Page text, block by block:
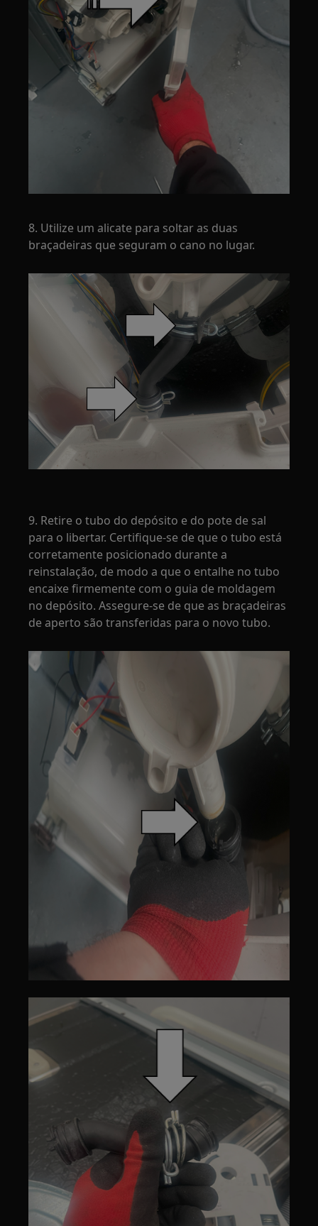
8. Utilize um alicate para soltar as duas
braçadeiras que seguram o cano no lugar.
9. Retire o tubo do depósito e do pote de sal
para o libertar. Certifique-se de que o tubo está
corretamente posicionado durante a
reinstalação, de modo a que o entalhe no tubo
encaixe firmemente com o guia de moldagem
no depósito. Assegure-se de que as braçadeiras
de aperto são transferidas para o novo tubo.